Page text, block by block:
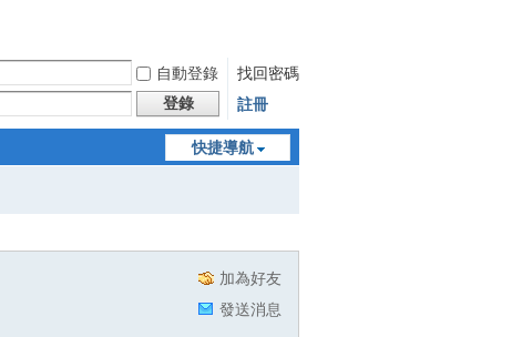
自動登錄
找回密碼
登錄 註冊
快捷導航
加為好友
發送消息